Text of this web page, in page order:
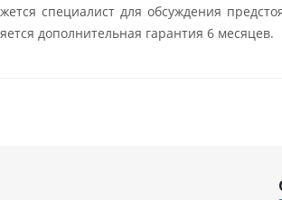
специалист для обсуждения
дополнительная гарантия 6 месяцев.